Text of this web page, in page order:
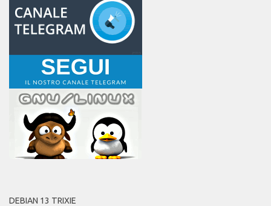
DEBIAN 13 TRIXIE